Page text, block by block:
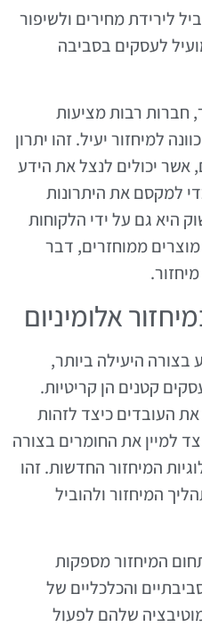
לירידת מחירים ולשיפור
לעסקים בסביבה
חברות רבות מציעות
למיחזור יעיל. זהו יתרון
אשר יכולים לנצל את הידע
למקסם את היתרונות
היא גם על ידי הלקוחות
ממוחזרים, דבר
אלומיניום
בצורה היעילה ביותר,
קטנים הן קריטיות.
העובדים כיצד לזהות
למיין את החומרים בצורה
המיחזור החדשות. זהו
המיחזור ולהוביל
המיחזור מספקות
והכלכליים של
שלהם לפעול